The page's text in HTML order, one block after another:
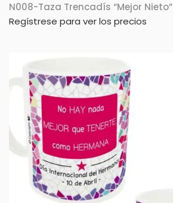
N008-Taza Trencadís “Mejor Nieto”
Regístrese para ver los precios